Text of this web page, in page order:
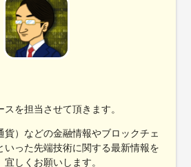
を担当させて頂きます。
貨）などの金融情報やブロックチェ
いった先端技術に関する最新情報を
しくお願いします。